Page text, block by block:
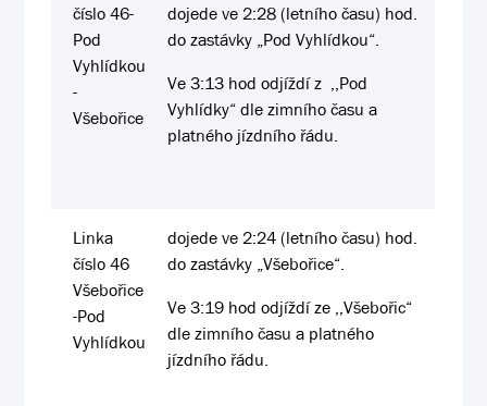
číslo 46-
Pod
Vyhlídkou
-
Všebořice
dojede ve 2:28 (letního času) hod.
do zastávky „Pod Vyhlídkou“.
Ve 3:13 hod odjíždí z ,,Pod
Vyhlídky“ dle zimního času a
platného jízdního řádu.
Linka
číslo 46
Všebořice
-Pod
Vyhlídkou
dojede ve 2:24 (letního času) hod.
do zastávky „Všebořice“.
Ve 3:19 hod odjíždí ze ,,Všebořic“
dle zimního času a platného
jízdního řádu.